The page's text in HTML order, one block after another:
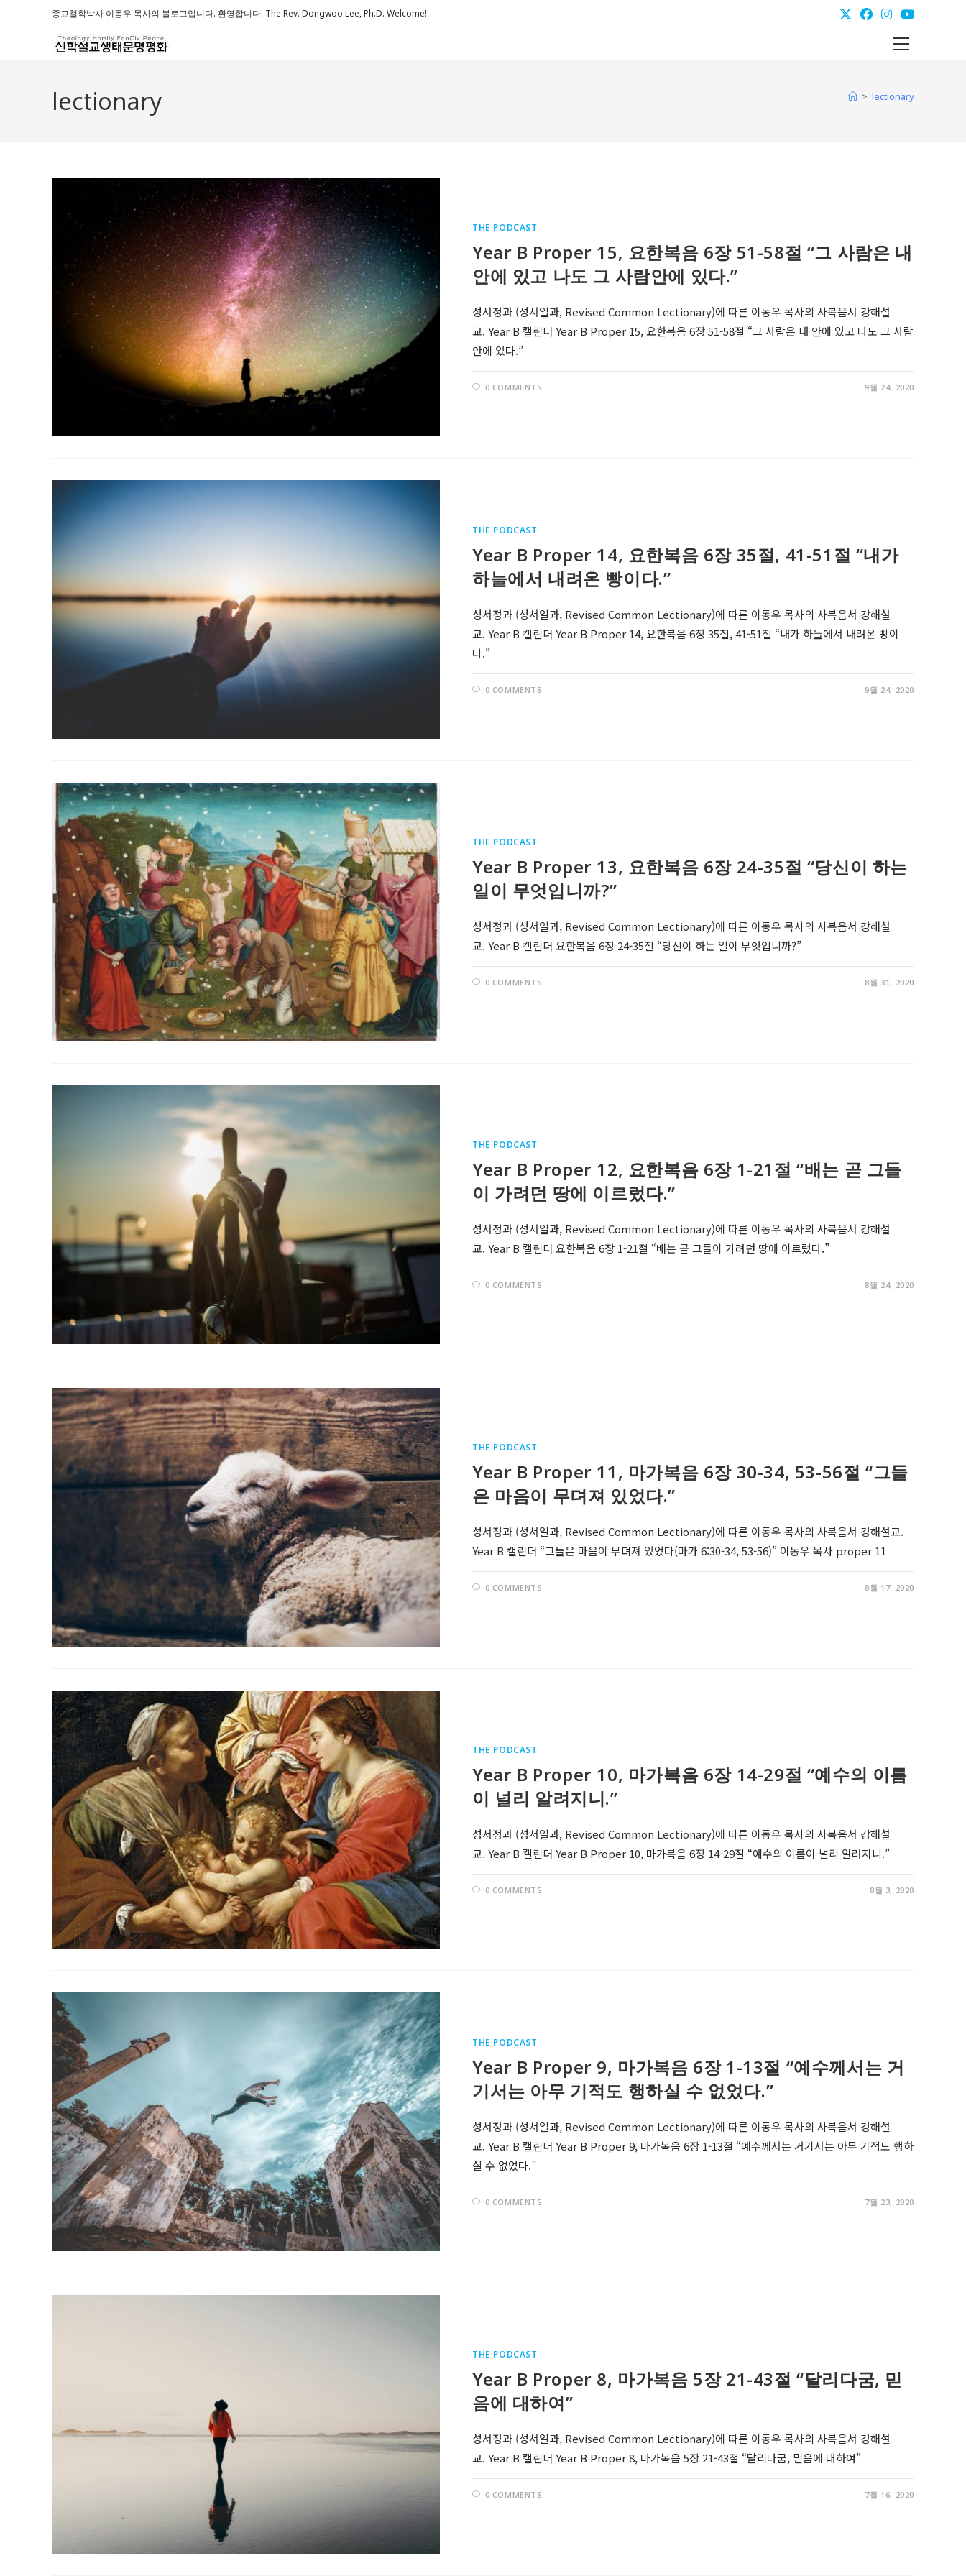
종교철학박사 이동우 목사의 블로그입니다. 환영합니다. The Rev. Dongwoo Lee, Ph.D. Welcome!
Main
lectionary > lectionary
THE PODCAST
Year B Proper 15, 요한복음 6장 51-58절 “그 사람은 내
안에 있고 나도 그 사람안에 있다.”
성서정과 (성서일과, Revised Common Lectionary)에 따른 이동우 목사의 사복음서 강해설
교. Year B 캘린더 Year B Proper 15, 요한복음 6장 51-58절 “그 사람은 내 안에 있고 나도 그 사람
안에 있다.”
0 COMMENTS 9월 24, 2020
THE PODCAST
Year B Proper 14, 요한복음 6장 35절, 41-51절 “내가
하늘에서 내려온 빵이다.”
성서정과 (성서일과, Revised Common Lectionary)에 따른 이동우 목사의 사복음서 강해설
교. Year B 캘린더 Year B Proper 14, 요한복음 6장 35절, 41-51절 “내가 하늘에서 내려온 빵이
다.”
0 COMMENTS 9월 24, 2020
THE PODCAST
Year B Proper 13, 요한복음 6장 24-35절 “당신이 하는
일이 무엇입니까?”
성서정과 (성서일과, Revised Common Lectionary)에 따른 이동우 목사의 사복음서 강해설
교. Year B 캘린더 요한복음 6장 24-35절 “당신이 하는 일이 무엇입니까?”
0 COMMENTS 8월 31, 2020
THE PODCAST
Year B Proper 12, 요한복음 6장 1-21절 “배는 곧 그들
이 가려던 땅에 이르렀다.”
성서정과 (성서일과, Revised Common Lectionary)에 따른 이동우 목사의 사복음서 강해설
교. Year B 캘린더 요한복음 6장 1-21절 “배는 곧 그들이 가려던 땅에 이르렀다.”
0 COMMENTS 8월 24, 2020
THE PODCAST
Year B Proper 11, 마가복음 6장 30-34, 53-56절 “그들
은 마음이 무뎌져 있었다.”
성서정과 (성서일과, Revised Common Lectionary)에 따른 이동우 목사의 사복음서 강해설교.
Year B 캘린더 “그들은 마음이 무뎌져 있었다(마가 6:30-34, 53-56)” 이동우 목사 proper 11
0 COMMENTS 8월 17, 2020
THE PODCAST
Year B Proper 10, 마가복음 6장 14-29절 “예수의 이름
이 널리 알려지니.”
성서정과 (성서일과, Revised Common Lectionary)에 따른 이동우 목사의 사복음서 강해설
교. Year B 캘린더 Year B Proper 10, 마가복음 6장 14-29절 “예수의 이름이 널리 알려지니.”
0 COMMENTS 8월 3, 2020
THE PODCAST
Year B Proper 9, 마가복음 6장 1-13절 “예수께서는 거
기서는 아무 기적도 행하실 수 없었다.”
성서정과 (성서일과, Revised Common Lectionary)에 따른 이동우 목사의 사복음서 강해설
교. Year B 캘린더 Year B Proper 9, 마가복음 6장 1-13절 “예수께서는 거기서는 아무 기적도 행하
실 수 없었다.”
0 COMMENTS 7월 23, 2020
THE PODCAST
Year B Proper 8, 마가복음 5장 21-43절 “달리다굼, 믿
음에 대하여”
성서정과 (성서일과, Revised Common Lectionary)에 따른 이동우 목사의 사복음서 강해설
교. Year B 캘린더 Year B Proper 8, 마가복음 5장 21-43절 “달리다굼, 믿음에 대하여”
0 COMMENTS 7월 16, 2020